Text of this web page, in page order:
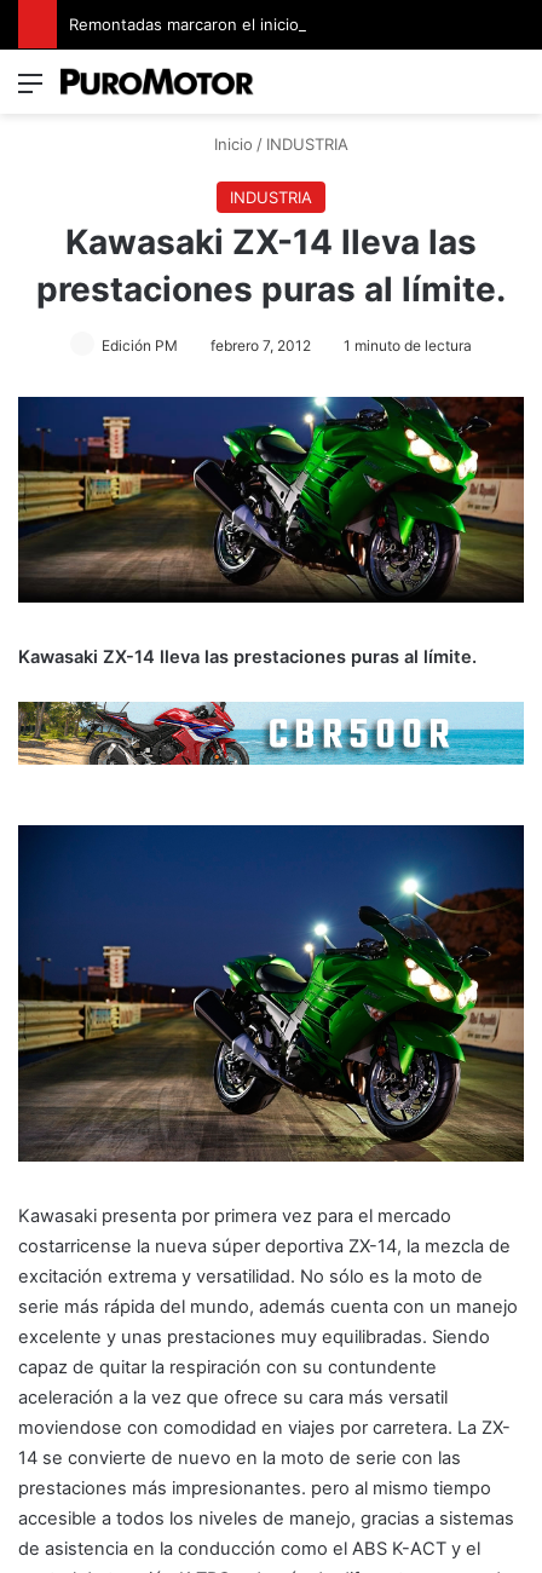
Menú
Inicio / INDUSTRIA
INDUSTRIA
Kawasaki ZX-14 lleva las
prestaciones puras al límite.
Edición PM febrero 7, 2012 1 minuto de lectura
Kawasaki ZX-14 lleva las prestaciones puras al límite.
Kawasaki presenta por primera vez para el mercado
costarricense la nueva súper deportiva ZX-14, la mezcla de
excitación extrema y versatilidad. No sólo es la moto de
serie más rápida del mundo, además cuenta con un manejo
excelente y unas prestaciones muy equilibradas. Siendo
capaz de quitar la respiración con su contundente
aceleración a la vez que ofrece su cara más versatil
moviendose con comodidad en viajes por carretera. La ZX-
14 se convierte de nuevo en la moto de serie con las
prestaciones más impresionantes. pero al mismo tiempo
accesible a todos los niveles de manejo, gracias a sistemas
de asistencia en la conducción como el ABS K-ACT y el